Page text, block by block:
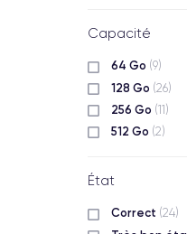
Capacité
64 Go (9)
128 Go (26)
256 Go (11)
512 Go (2)
État
Correct (24)